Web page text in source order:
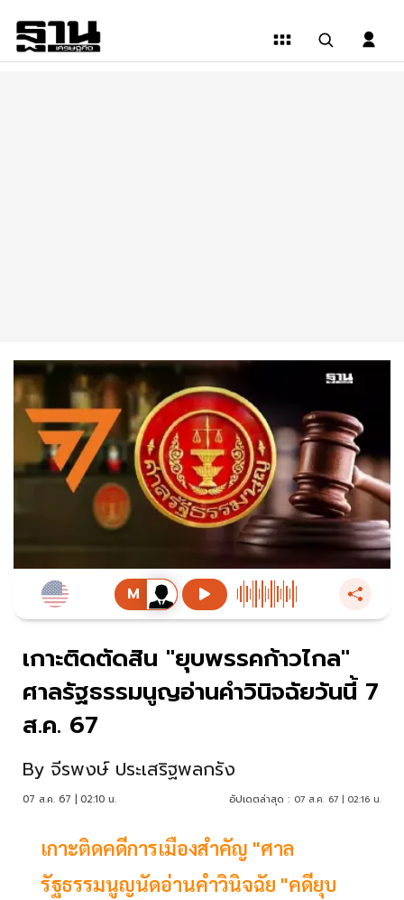
เกาะติดตัดสิน "ยุบพรรคก้าวไกล"
ศาลรัฐธรรมนูญอ่านคำวินิจฉัยวันนี้ 7
ส.ค. 67
By จีรพงษ์ ประเสริฐพลกรัง
07 ส.ค. 67 | 02:10 น. อัปเดตล่าสุด : 07 ส.ค. 67 | 02:16 น.
เกาะติดคดีการเมืองสำคัญ "ศาล
รัฐธรรมนูญนัดอ่านคำวินิจฉัย "คดียุบ